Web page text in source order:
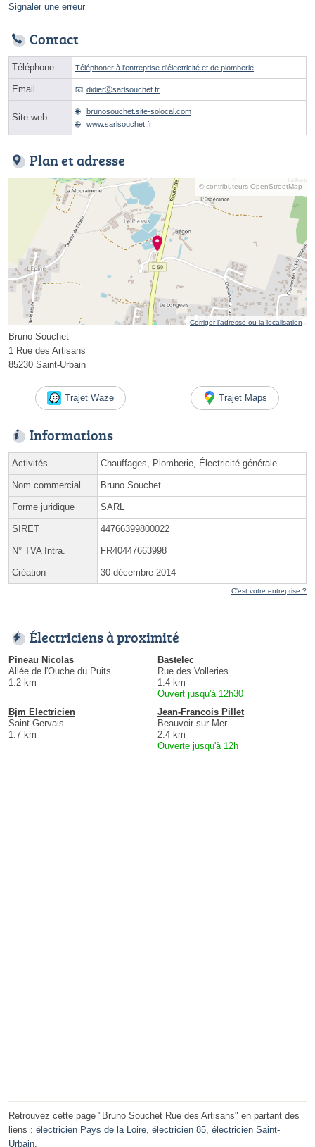
Signaler une erreur
Contact
Téléphone Téléphoner à l'entreprise d'électricité et de plomberie
Email didierⓐsarlsouchet.fr
Site web
brunosouchet.site-solocal.com
www.sarlsouchet.fr
Plan et adresse
© contributeurs OpenStreetMap
Corriger l’adresse ou la localisation
Bruno Souchet
1 Rue des Artisans
85230 Saint-Urbain
Trajet Waze Trajet Maps
Informations
Activités Chauffages, Plomberie, Électricité générale
Nom commercial Bruno Souchet
Forme juridique SARL
SIRET 44766399800022
N° TVA Intra. FR40447663998
Création 30 décembre 2014
C'est votre entreprise ?
Électriciens à proximité
Pineau Nicolas
Allée de l'Ouche du Puits
1.2 km
Bastelec
Rue des Volleries
1.4 km
Ouvert jusqu'à 12h30
Bjm Electricien
Saint-Gervais
1.7 km
Jean-Francois Pillet
Beauvoir-sur-Mer
2.4 km
Ouverte jusqu'à 12h
Retrouvez cette page "Bruno Souchet Rue des Artisans" en partant des
liens : électricien Pays de la Loire, électricien 85, électricien Saint-
Urbain.